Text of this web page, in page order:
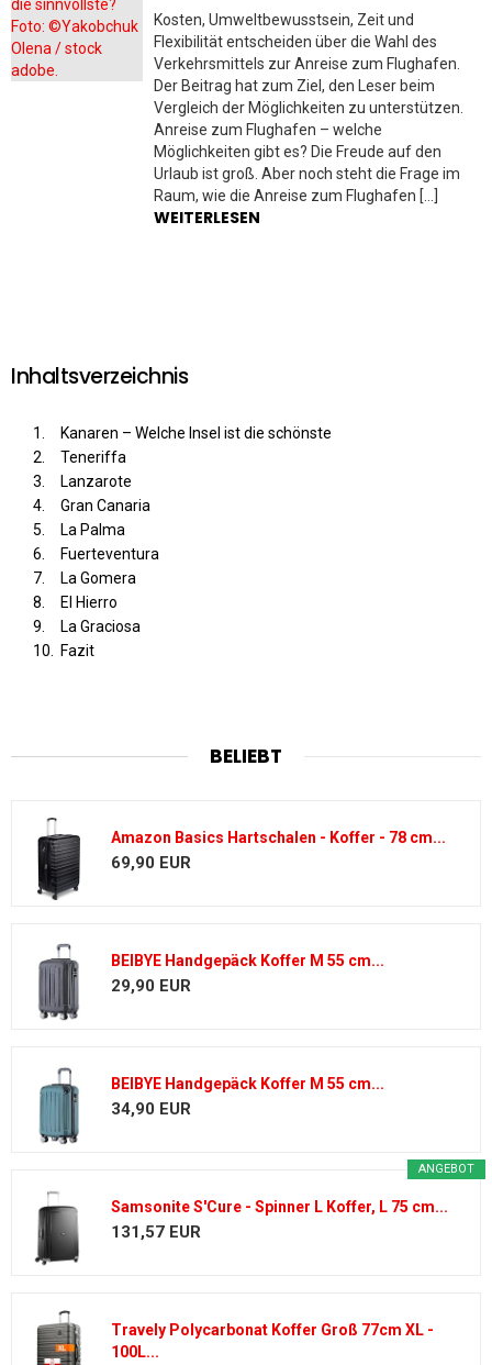
Kosten, Umweltbewusstsein, Zeit und
Flexibilität entscheiden über die Wahl des
Verkehrsmittels zur Anreise zum Flughafen.
Der Beitrag hat zum Ziel, den Leser beim
Vergleich der Möglichkeiten zu unterstützen.
Anreise zum Flughafen – welche
Möglichkeiten gibt es? Die Freude auf den
Urlaub ist groß. Aber noch steht die Frage im
Raum, wie die Anreise zum Flughafen […]
WEITERLESEN
Inhaltsverzeichnis
Kanaren – Welche Insel ist die schönste
Teneriffa
Lanzarote
Gran Canaria
La Palma
Fuerteventura
La Gomera
El Hierro
La Graciosa
Fazit
BELIEBT
Amazon Basics Hartschalen - Koffer - 78 cm...
69,90 EUR
BEIBYE Handgepäck Koffer M 55 cm...
29,90 EUR
BEIBYE Handgepäck Koffer M 55 cm...
34,90 EUR
ANGEBOT
Samsonite S'Cure - Spinner L Koffer, L 75 cm...
131,57 EUR
Travely Polycarbonat Koffer Groß 77cm XL -
100L...